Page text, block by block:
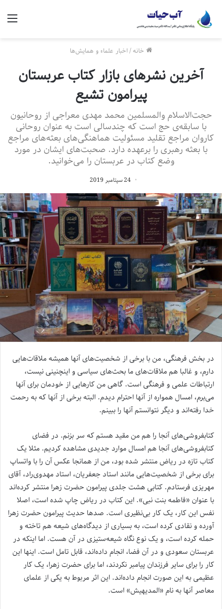
خانه/اخبار علماء و همایش‌ها
آخرین نشرهای بازار کتاب عربستان
پیرامون تشیع
حجت‌الاسلام والمسلمین محمد مهدی معراجی از روحانیون
با سابقه‌ی حج است که چندسالی است به عنوان روحانی
کاروان مراجع تقلید مسئولیت هماهنگی‌های بعثه‌های مراجع
با بعثه رهبری را برعهده دارد. صحبت‌های ایشان در مورد
وضع کتاب در عربستان را می‌خوانید.
24 سپتامبر 2019
در بخش فرهنگی، من با برخی از شخصیت‌های آنها همیشه ملاقات‌هایی
دارم، و غالبا هم ملاقات‌های ما بحث‌های سیاسی و اینچنینی نیست،
ارتباطات علمی و فرهنگی است. گاهی من کارهایی از خودمان برای آنها
می‌برم، امسال همواره از آنها احترام دیدم. البته برخی از آنها که به رحمت
خدا رفته‌اند و دیگر نتوانستم آنها را ببینم.
کتابفروشی‌های آنجا را هم من مقید هستم که سر بزنم. در فضای
کتابفروشی‌های آنجا هم امسال موارد جدیدی مشاهده کردیم. مثلا یک
کتاب تازه در ریاض منتشر شده بود، من از همانجا عکس آن را با واتساپ
برای برخی از شخصیت‌هایی مانند استاد جعفریان، استاد مهدوی‌راد، آقای
مهریزی فرستادم. کتابی هشت جلدی پیرامون حضرت زهرا منتشر کرده‌اند
با عنوان «فاطمه بنت نبی». این کتاب در ریاض چاپ شده است، اصلا
نفس این کار، یک کار بی‌نظیری است. صدها حدیث پیرامون حضرت زهرا
آورده و نقادی کرده است، به بسیاری از دیدگاه‌های شیعه هم تاخته و
حمله کرده است، و یک نوع نگاه شیعه‌ستیزی در آن هست. اما اینکه در
عربستان سعودی و در آن فضا، انجام داده‌اند، قابل تامل است. اینها این
کار را برای سایر فرزندان پیامبر نکردند، اما برای حضرت زهرا، یک کار
عظیمی به این صورت انجام داده‌اند. این اثر مربوط به یکی از علمای
معاصر آنها به نام «المدیهیش» است.